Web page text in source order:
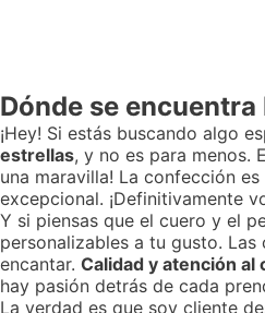
Dónde se
¡Hey! Si estás buscando algo
estrellas, y no es para menos.
una maravilla! La confección
excepcional. ¡Definitivamente
Y si piensas que el cuero y el
personalizables a tu gusto.
encantar. Calidad y atención al
hay pasión detrás de cada
La verdad es que soy cliente